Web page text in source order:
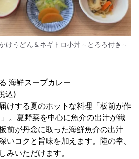
けうどん＆ネギトロ小丼～とろろ付き～
海鮮スープカレー
込)
けする夏のホットな料理「板前が作
。夏野菜を中心に魚介の出汁が織
前が丹念に取った海鮮魚介の出汁
いコクと旨味を加えます。陸の幸、
みいただけます。